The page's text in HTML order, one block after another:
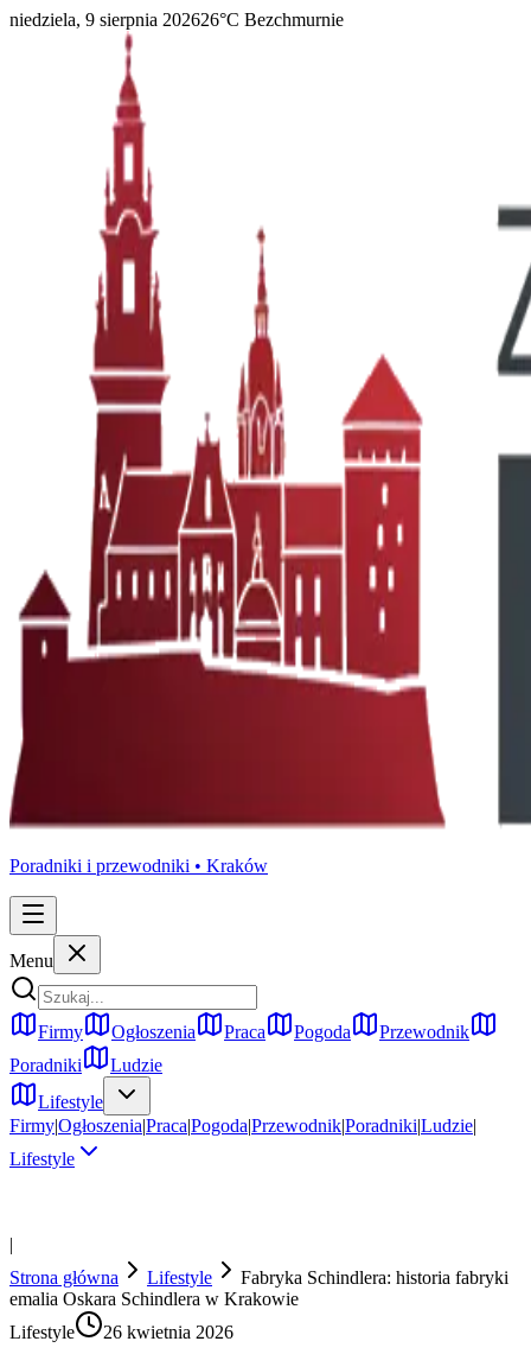
niedziela, 9 sierpnia 202626°C Bezchmurnie
Poradniki i przewodniki • Kraków
Menu
Firmy Ogłoszenia Praca Pogoda
Przewodnik
Poradniki
Ludzie
Lifestyle
Firmy|Ogłoszenia|Praca|Pogoda|Przewodnik|Poradniki|Ludzie|
Lifestyle
|
Strona główna
Lifestyle
Fabryka Schindlera: historia fabryki
emalia Oskara Schindlera w Krakowie
Lifestyle
26 kwietnia 2026